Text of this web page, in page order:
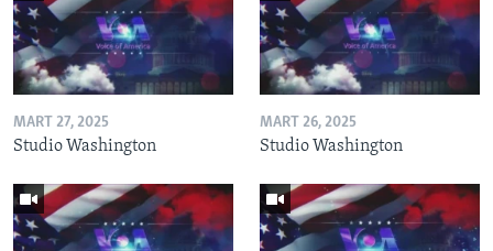
MART 27, 2025
Studio Washington
MART 26, 2025
Studio Washington